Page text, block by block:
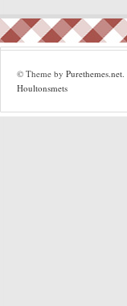
© Theme by Purethemes.net
Houltonsmets